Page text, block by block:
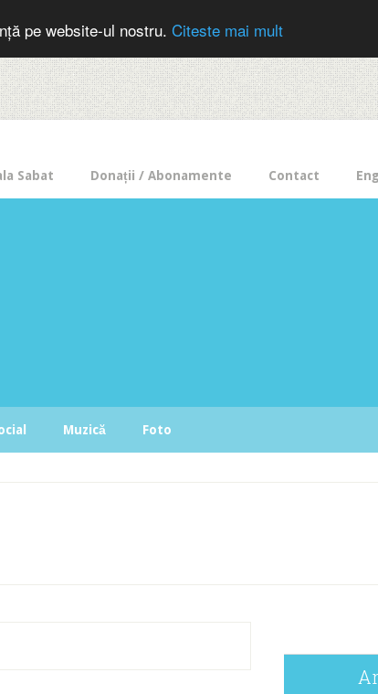
pe website-ul nostru. Citeste mai mult
Sabat Donații / Abonamente Contact
Muzică Foto